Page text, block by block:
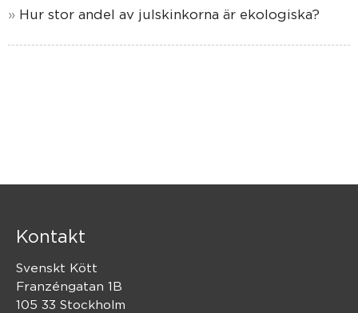
Hur stor andel av julskinkorna är ekologiska?
Kontakt
Svenskt Kött
Franzéngatan 1B
105 33 Stockholm